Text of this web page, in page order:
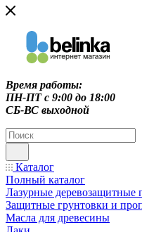
Время работы:
ПН-ПТ c 9:00 до 18:00
СБ-ВС выходной
Каталог
Полный каталог
Лазурные деревозащитные
Защитные грунтовки и
Масла для древесины